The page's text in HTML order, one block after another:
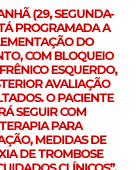
(29, SEGUNDA-
PROGRAMADA A
DO
COM BLOQUEIO
ESQUERDO,
AVALIAÇÃO
O PACIENTE
SEGUIR COM
PARA
MEDIDAS DE
DE TROMBOSE